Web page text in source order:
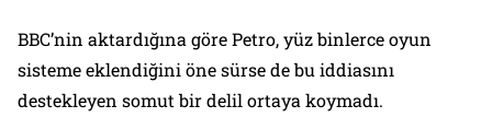
BBC’nin aktardığına göre Petro, yüz binlerce oyun
sisteme eklendiğini öne sürse de bu iddiasını
destekleyen somut bir delil ortaya koymadı.